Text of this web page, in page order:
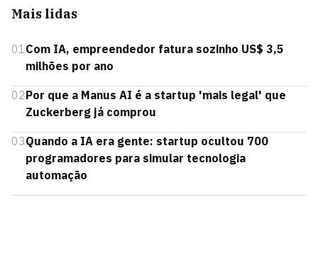
Mais lidas
01Com IA, empreendedor fatura sozinho US$ 3,5
milhões por ano
02Por que a Manus AI é a startup 'mais legal' que
Zuckerberg já comprou
03Quando a IA era gente: startup ocultou 700
programadores para simular tecnologia
automação